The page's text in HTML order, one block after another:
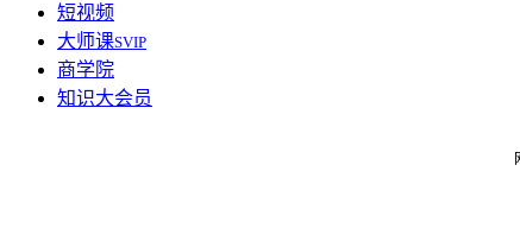
短视频
大师课SVIP
商学院
知识大会员